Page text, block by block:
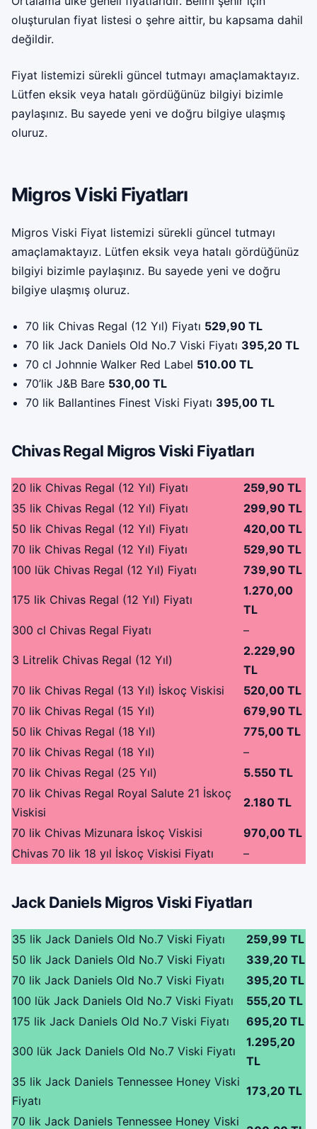
oluşturulan fiyat listesi o şehre aittir, bu kapsama dahil
değildir.
Fiyat listemizi sürekli güncel tutmayı amaçlamaktayız.
Lütfen eksik veya hatalı gördüğünüz bilgiyi bizimle
paylaşınız. Bu sayede yeni ve doğru bilgiye ulaşmış
oluruz.
Migros Viski Fiyatları
Migros Viski Fiyat listemizi sürekli güncel tutmayı
amaçlamaktayız. Lütfen eksik veya hatalı gördüğünüz
bilgiyi bizimle paylaşınız. Bu sayede yeni ve doğru
bilgiye ulaşmış oluruz.
70 lik Chivas Regal (12 Yıl) Fiyatı 529,90 TL
70 lik Jack Daniels Old No.7 Viski Fiyatı 395,20 TL
70 cl Johnnie Walker Red Label 510.00 TL
70’lik J&B Bare 530,00 TL
70 lik Ballantines Finest Viski Fiyatı 395,00 TL
Chivas Regal Migros Viski Fiyatları
20 lik Chivas Regal (12 Yıl) Fiyatı
259,90 TL
35 lik Chivas Regal (12 Yıl) Fiyatı
299,90 TL
50 lik Chivas Regal (12 Yıl) Fiyatı
420,00 TL
70 lik Chivas Regal (12 Yıl) Fiyatı
529,90 TL
100 lük Chivas Regal (12 Yıl) Fiyatı
739,90 TL
175 lik Chivas Regal (12 Yıl) Fiyatı
1.270,00
TL
300 cl Chivas Regal Fiyatı
–
3 Litrelik Chivas Regal (12 Yıl)
2.229,90
TL
70 lik Chivas Regal (13 Yıl) İskoç Viskisi
520,00 TL
70 lik Chivas Regal (15 Yıl)
679,90 TL
50 lik Chivas Regal (18 Yıl)
775,00 TL
70 lik Chivas Regal (18 Yıl)
–
70 lik Chivas Regal (25 Yıl)
5.550 TL
70 lik Chivas Regal Royal Salute 21 İskoç
Viskisi
2.180 TL
70 lik Chivas Mizunara İskoç Viskisi
970,00 TL
Chivas 70 lik 18 yıl İskoç Viskisi Fiyatı
–
Jack Daniels Migros Viski Fiyatları
35 lik Jack Daniels Old No.7 Viski Fiyatı
259,99 TL
50 lik Jack Daniels Old No.7 Viski Fiyatı
339,20 TL
70 lik Jack Daniels Old No.7 Viski Fiyatı
395,20 TL
100 lük Jack Daniels Old No.7 Viski Fiyatı
555,20 TL
175 lik Jack Daniels Old No.7 Viski Fiyatı
695,20 TL
300 lük Jack Daniels Old No.7 Viski Fiyatı
1.295,20
TL
35 lik Jack Daniels Tennessee Honey Viski
Fiyatı
173,20 TL
70 lik Jack Daniels Tennessee Honey Viski